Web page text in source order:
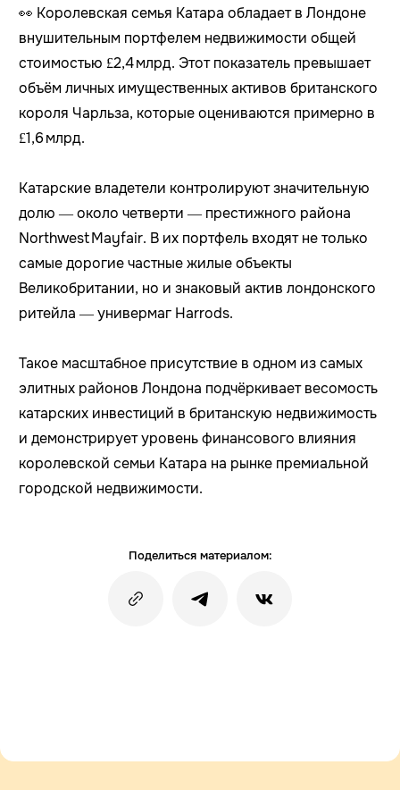
👀 Королевская семья Катара обладает в Лондоне
внушительным портфелем недвижимости общей
стоимостью £2,4 млрд. Этот показатель превышает
объём личных имущественных активов британского
короля Чарльза, которые оцениваются примерно в
£1,6 млрд.
Катарские владетели контролируют значительную
долю — около четверти — престижного района
Northwest Mayfair. В их портфель входят не только
самые дорогие частные жилые объекты
Великобритании, но и знаковый актив лондонского
ритейла — универмаг Harrods.
Такое масштабное присутствие в одном из самых
элитных районов Лондона подчёркивает весомость
катарских инвестиций в британскую недвижимость
и демонстрирует уровень финансового влияния
королевской семьи Катара на рынке премиальной
городской недвижимости.
Поделиться материалом: